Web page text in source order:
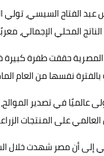
عبد الفتاح السيسي،
عالميًا في تصدير
العالمي على المنتجات
إلى أن مصر شهدت خلال